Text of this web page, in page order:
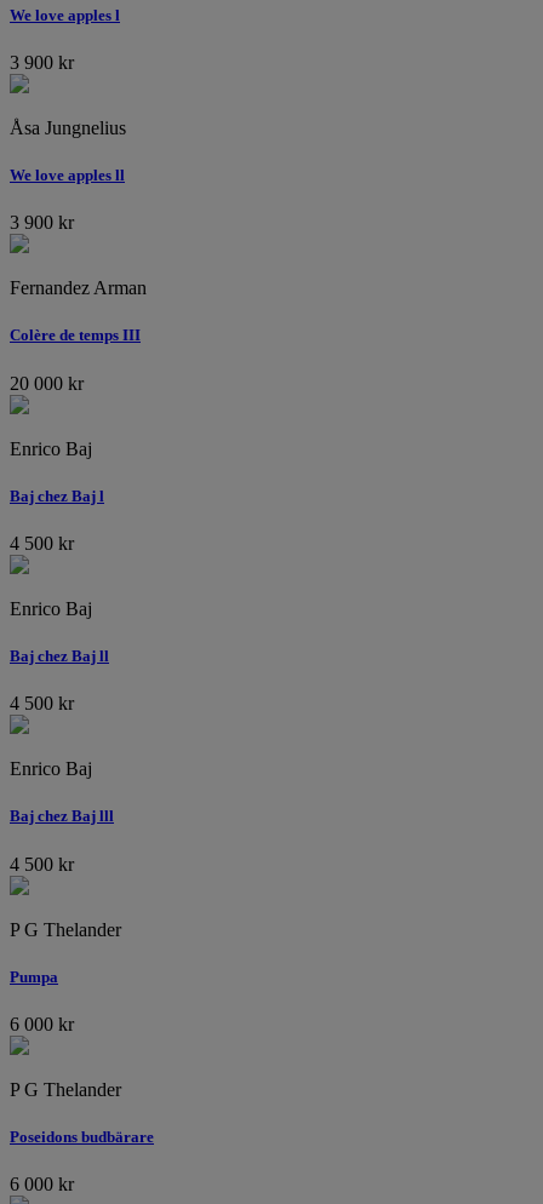
We love apples l
3 900 kr
Åsa Jungnelius
We love apples ll
3 900 kr
Fernandez Arman
Colère de temps III
20 000 kr
Enrico Baj
Baj chez Baj l
4 500 kr
Enrico Baj
Baj chez Baj ll
4 500 kr
Enrico Baj
Baj chez Baj lll
4 500 kr
P G Thelander
Pumpa
6 000 kr
P G Thelander
Poseidons budbärare
6 000 kr